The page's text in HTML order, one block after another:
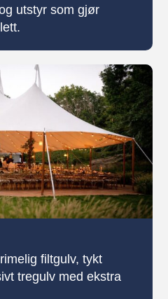
utstyr som gjør
filtgulv, tykt
tregulv med ekstra